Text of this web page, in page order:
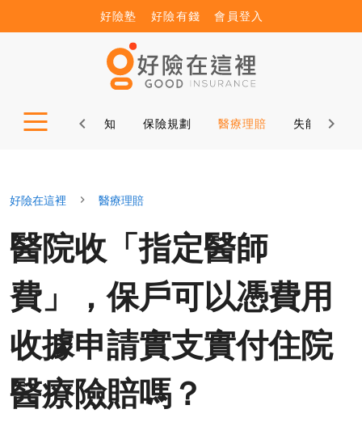
好險塾 好險有錢 會員登入
益諮詢 保險新知 保險規劃 醫療理賠 失能理賠
好險在這裡 醫療理賠
醫院收「指定醫師
費」，保戶可以憑費用
收據申請實支實付住院
醫療險賠嗎？